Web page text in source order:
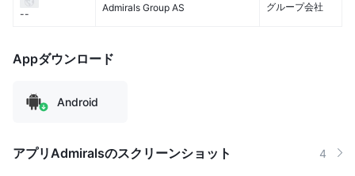
--
Admirals Group AS グループ会社
Appダウンロード
Android
アプリAdmiralsのスクリーンショット 4